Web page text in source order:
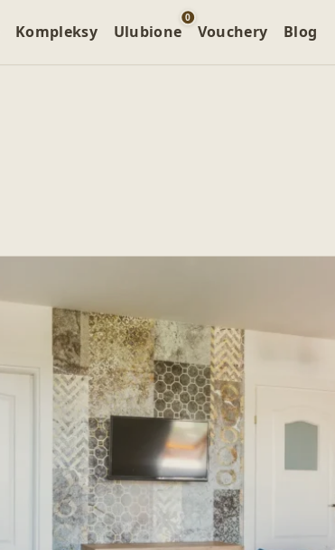
Kompleksy
0
Ulubione Vouchery Blog